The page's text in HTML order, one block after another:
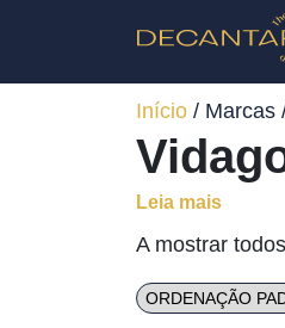
Início / Marcas
Leia mais
A mostrar